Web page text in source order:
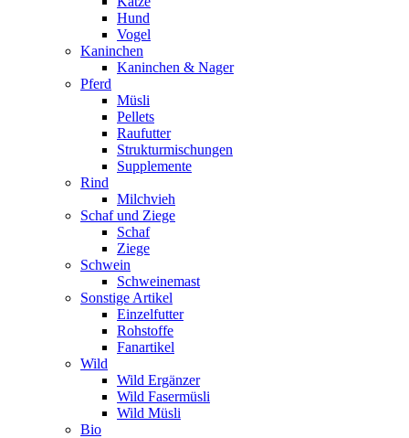
Hund
Vogel
Kaninchen
Kaninchen & Nager
Pferd
Müsli
Pellets
Raufutter
Strukturmischungen
Supplemente
Rind
Milchvieh
Schaf und Ziege
Schaf
Ziege
Schwein
Schweinemast
Sonstige Artikel
Einzelfutter
Rohstoffe
Fanartikel
Wild
Wild Ergänzer
Wild Fasermüsli
Wild Müsli
Bio